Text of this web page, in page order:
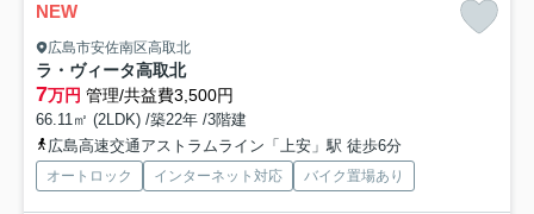
NEW
広島市安佐南区高取北
ラ・ヴィータ高取北
7万円 管理/共益費3,500円
66.11㎡ (2LDK) /築22年 /3階建
広島高速交通アストラムライン「上安」駅 徒歩6分
オートロック インターネット対応 バイク置場あり